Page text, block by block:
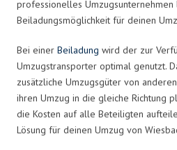
professionelles
Beiladungsmöglichkeit für deinen
Bei einer Beiladung wird der zur
Umzugstransporter optimal genutzt.
zusätzliche Umzugsgüter von
ihren Umzug in die gleiche Richtung
die Kosten auf alle Beteiligten
Lösung für deinen Umzug von